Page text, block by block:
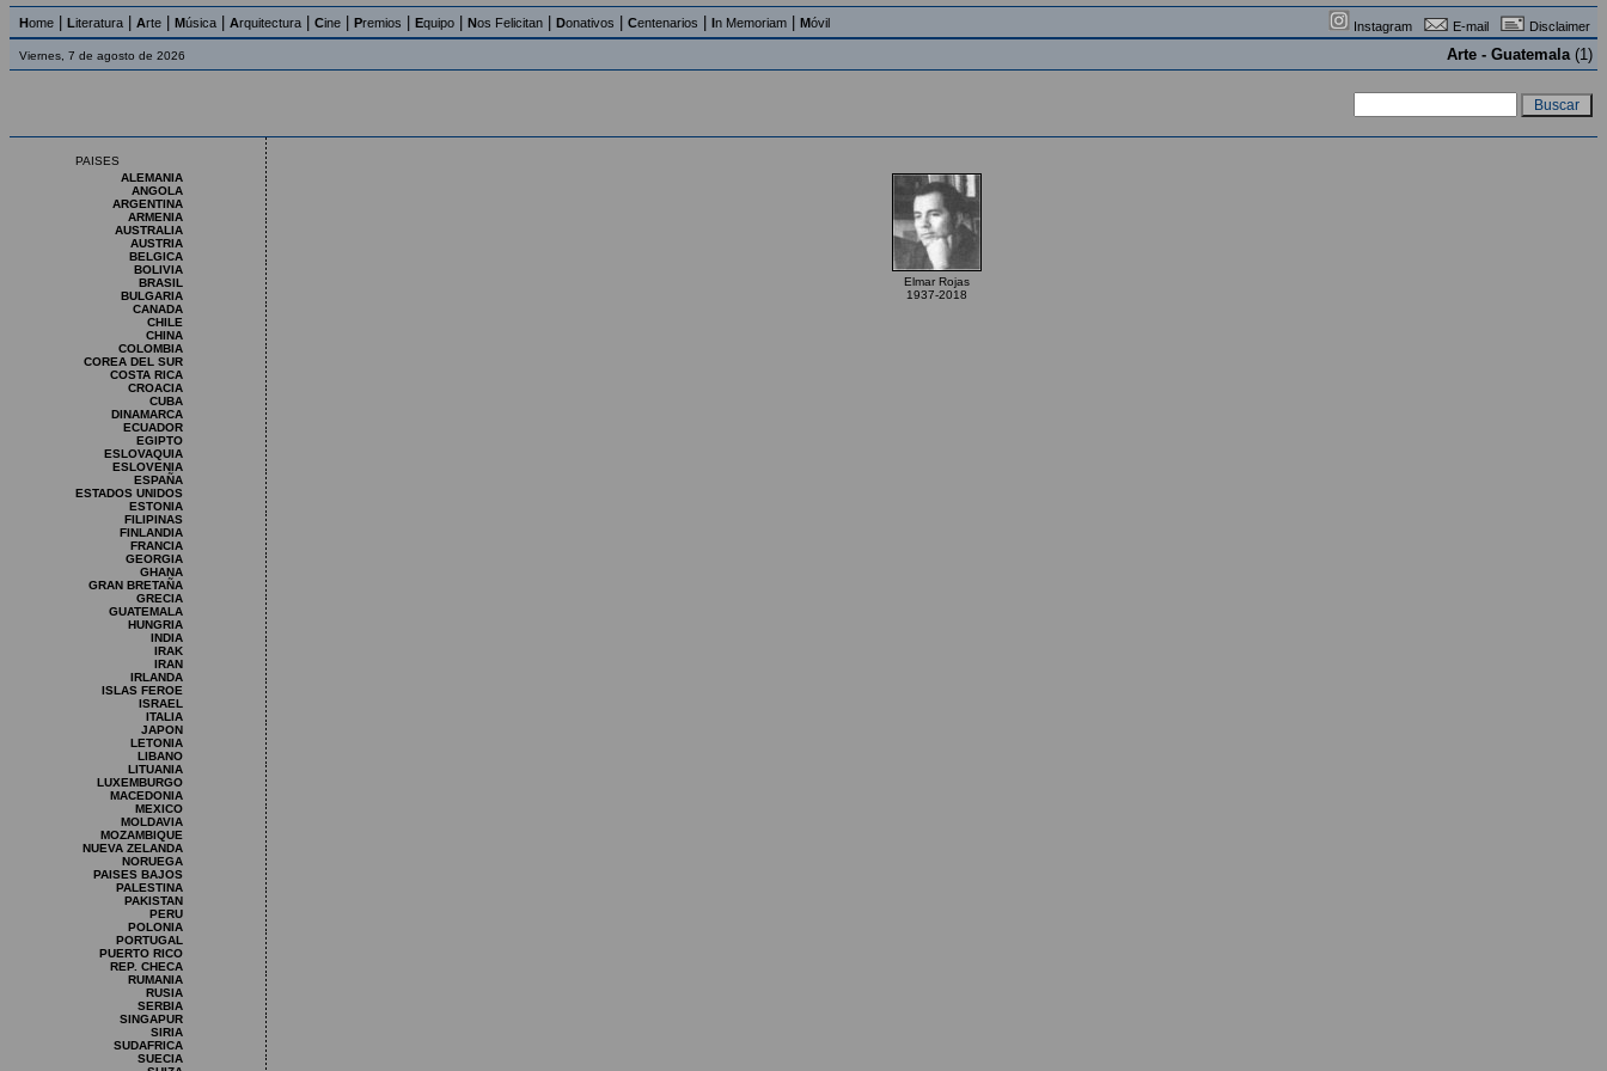
Home Literatura Arte Música Arquitectura Cine Premios Equipo Nos Felicitan Donativos Centenarios In Memoriam Móvil Instagram E-mail Disclaimer
Viernes, 7 de agosto de 2026 Arte - Guatemala(1)
PAISES
ALEMANIA
ANGOLA
ARGENTINA
ARMENIA
AUSTRALIA
AUSTRIA
BELGICA
BOLIVIA
BRASIL
BULGARIA
CANADA
CHILE
CHINA
COLOMBIA
COREA DEL SUR
COSTA RICA
CROACIA
CUBA
DINAMARCA
ECUADOR
EGIPTO
ESLOVAQUIA
ESLOVENIA
ESPAÑA
ESTADOS UNIDOS
ESTONIA
FILIPINAS
FINLANDIA
FRANCIA
GEORGIA
GHANA
GRAN BRETAÑA
GRECIA
GUATEMALA
HUNGRIA
INDIA
IRAK
IRAN
IRLANDA
ISLAS FEROE
ISRAEL
ITALIA
JAPON
LETONIA
LIBANO
LITUANIA
LUXEMBURGO
MACEDONIA
MEXICO
MOLDAVIA
MOZAMBIQUE
NUEVA ZELANDA
NORUEGA
PAISES BAJOS
PALESTINA
PAKISTAN
PERU
POLONIA
PORTUGAL
PUERTO RICO
REP. CHECA
RUMANIA
RUSIA
SERBIA
SINGAPUR
SIRIA
SUDAFRICA
SUECIA
Elmar Rojas
1937-2018